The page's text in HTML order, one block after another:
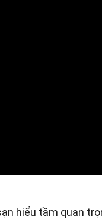
hiểu tầm quan